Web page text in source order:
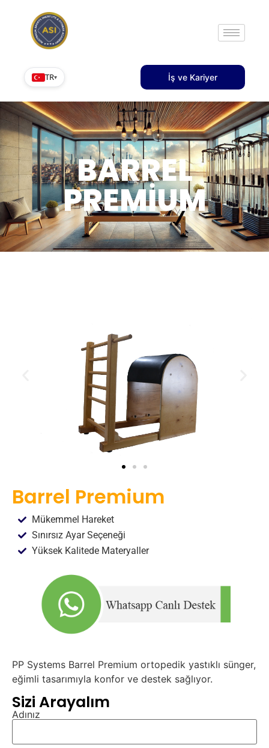
TR▾ İş ve Kariyer
BARREL
PREMIUM
Barrel Premium
Mükemmel Hareket
Sınırsız Ayar Seçeneği
Yüksek Kalitede Materyaller
PP Systems Barrel Premium ortopedik yastıklı sünger,
eğimli tasarımıyla konfor ve destek sağlıyor.
Sizi Arayalım
Adınız